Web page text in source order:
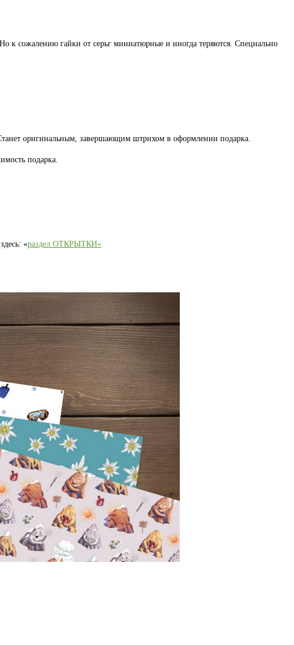
к сожалению гайки от серьг миниатюрные и иногда теряются. Специально
оригинальным, завершающим штрихом в оформлении подарка.
подарка.
«раздел ОТКРЫТКИ»